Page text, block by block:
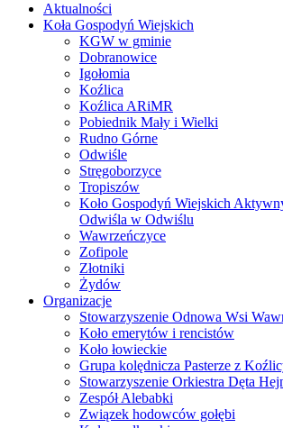
Aktualności
Koła Gospodyń Wiejskich
KGW w gminie
Dobranowice
Igołomia
Koźlica
Koźlica ARiMR
Pobiednik Mały i Wielki
Rudno Górne
Odwiśle
Stręgoborzyce
Tropiszów
Koło Gospodyń Wiejskich
Odwiśla w Odwiślu
Wawrzeńczyce
Zofipole
Złotniki
Żydów
Organizacje
Stowarzyszenie Odnowa Wsi
Koło emerytów i rencistów
Koło łowieckie
Grupa kolędnicza Pasterze z
Stowarzyszenie Orkiestra Dęta
Zespół Alebabki
Związek hodowców gołębi